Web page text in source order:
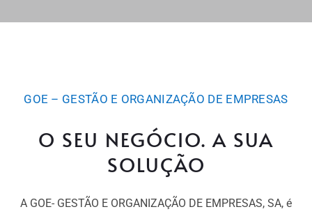
GOE – GESTÃO E ORGANIZAÇÃO DE EMPRESAS
O SEU NEGÓCIO. A SUA
SOLUÇÃO
A GOE- GESTÃO E ORGANIZAÇÃO DE EMPRESAS, SA, é